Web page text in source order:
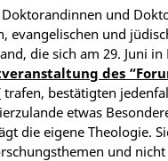
und
evangelischen und
die sich am 29. Juni in
des
trafen, bestätigten
etwas
die eigene Theologie.
und